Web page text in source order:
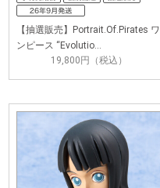
【抽選販売】Portrait.Of.Pirates ワ
ンピース “Evolutio…
19,800円（税込）